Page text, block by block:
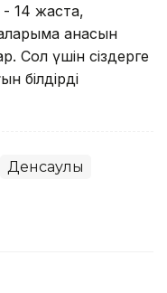
14 жаста,
анасын
Сол үшін сіздерге
білдірді
Денсаулық